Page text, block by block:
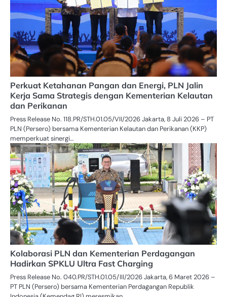
Perkuat Ketahanan Pangan dan Energi, PLN Jalin
Kerja Sama Strategis dengan Kementerian Kelautan
dan Perikanan
Press Release No. 118.PR/STH.01.05/VII/2026 Jakarta, 8 Juli 2026 – PT
PLN (Persero) bersama Kementerian Kelautan dan Perikanan (KKP)
memperkuat sinergi…
Kolaborasi PLN dan Kementerian Perdagangan
Hadirkan SPKLU Ultra Fast Charging
Press Release No. 040.PR/STH.01.05/III/2026 Jakarta, 6 Maret 2026 –
PT PLN (Persero) bersama Kementerian Perdagangan Republik